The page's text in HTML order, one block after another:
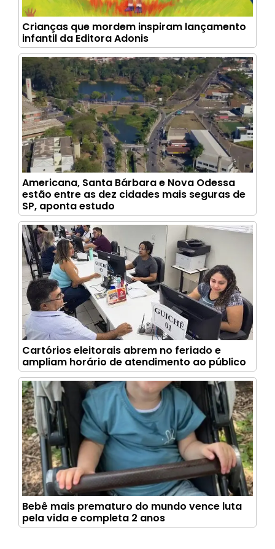
Crianças que mordem inspiram lançamento
infantil da Editora Adonis
Americana, Santa Bárbara e Nova Odessa
estão entre as dez cidades mais seguras de
SP, aponta estudo
Cartórios eleitorais abrem no feriado e
ampliam horário de atendimento ao público
Bebê mais prematuro do mundo vence luta
pela vida e completa 2 anos